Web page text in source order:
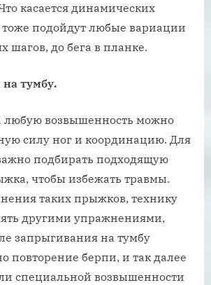
касается динамических
тоже подойдут любые вариации
шагов, до бега в планке.
тумбу.
любую возвышенность можно
силу ног и координацию. Для
подбирать подходящую
чтобы избежать травмы.
таких прыжков, технику
другими упражнениями,
запрыгивания на тумбу
повторение берпи, и так далее
специальной возвышенности